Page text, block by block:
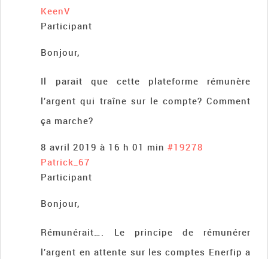
KeenV
Participant
Bonjour,
Il parait que cette plateforme rémunère
l’argent qui traîne sur le compte? Comment
ça marche?
8 avril 2019 à 16 h 01 min #19278
Patrick_67
Participant
Bonjour,
Rémunérait…. Le principe de rémunérer
l’argent en attente sur les comptes Enerfip a